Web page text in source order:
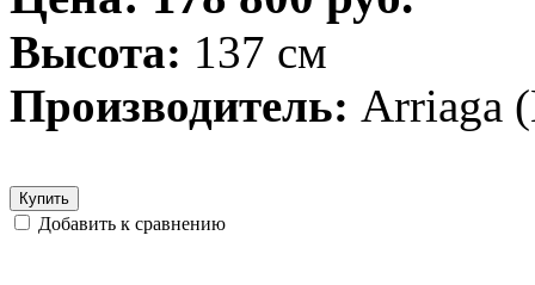
Высота: 137 см
Производитель: Arriaga
Купить
Добавить к сравнению